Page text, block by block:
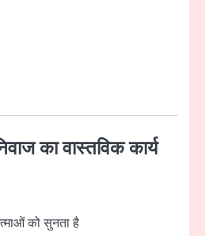
का वास्तविक कार्य
को सुनता है